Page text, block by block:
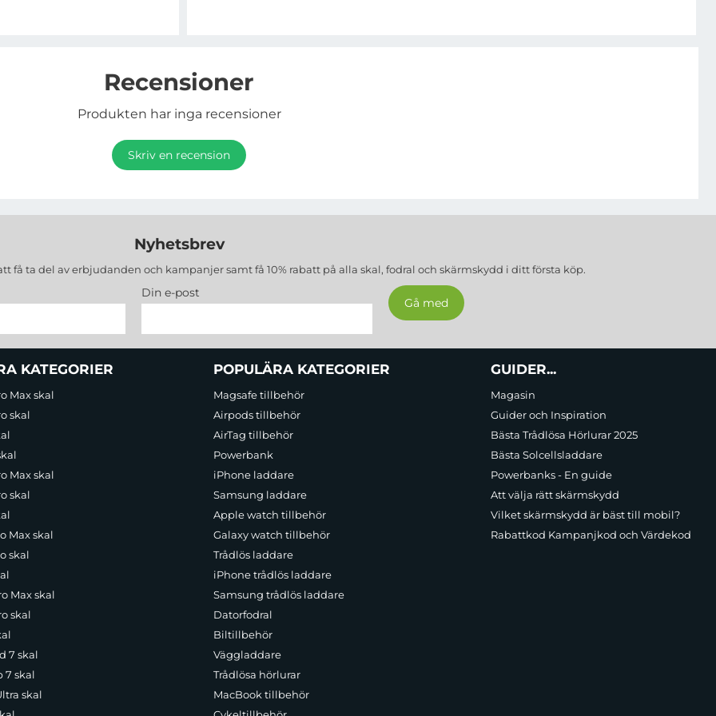
Recensioner
Produkten har inga recensioner
Skriv en recension
Nyhetsbrev
få ta del av erbjudanden och kampanjer samt få 10% rabatt på alla skal, fodral och skärmskydd i ditt första köp.
Din e-post
KATEGORIER
Max skal
skal
Max skal
skal
Max skal
skal
Max skal
skal
7 skal
7 skal
skal
POPULÄRA KATEGORIER
Magsafe tillbehör
Airpods tillbehör
AirTag tillbehör
Powerbank
iPhone laddare
Samsung laddare
Apple watch tillbehör
Galaxy watch tillbehör
Trådlös laddare
iPhone trådlös laddare
Samsung trådlös laddare
Datorfodral
Biltillbehör
Väggladdare
Trådlösa hörlurar
MacBook tillbehör
GUIDER...
Magasin
Guider och Inspiration
Bästa Trådlösa Hörlurar 2025
Bästa Solcellsladdare
Powerbanks - En guide
Att välja rätt skärmskydd
Vilket skärmskydd är bäst till mobil?
Rabattkod Kampanjkod och Värdekod